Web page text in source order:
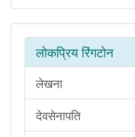
लोकप्रिय रिंगटोन
लेखना
देवसेनापति